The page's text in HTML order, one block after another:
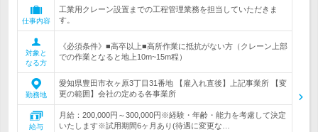
仕事内容
工業用クレーン設置までの工程管理業務を担当していただきま
す。
対象と
なる方
《必須条件》■高卒以上■高所作業に抵抗がない方（クレーン上部
での作業となると地上10m~15m程）
勤務地
愛知県豊田市衣ヶ原3丁目31番地 【雇入れ直後】上記事業所 【変
更の範囲】会社の定める各事業所
給与
月給：200,000円～300,000円※経験・年齢・能力を考慮して決定
いたします※試用期間6ヶ月あり(待遇に変更な…